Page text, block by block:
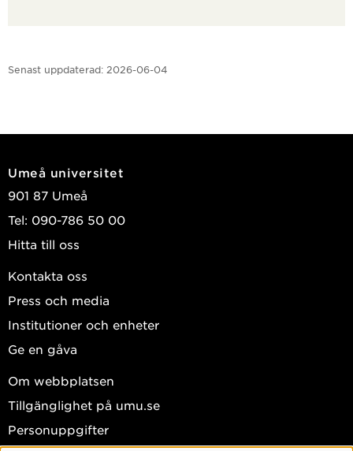
Senast uppdaterad: 2026-06-04
Umeå universitet
901 87 Umeå
Tel: 090-786 50 00
Hitta till oss
Kontakta oss
Press och media
Institutioner och enheter
Ge en gåva
Om webbplatsen
Tillgänglighet på umu.se
Personuppgifter